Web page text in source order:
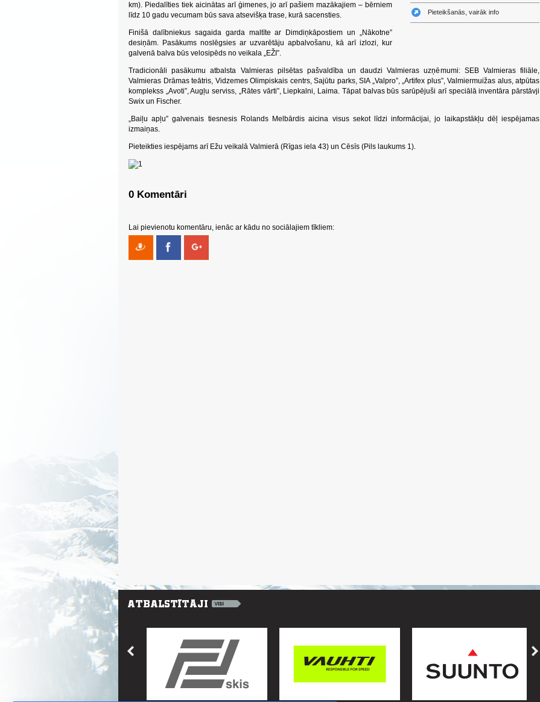
Pieteikšanās, vairāk info
km). Piedalīties tiek aicinātas arī ģimenes, jo arī pašiem mazākajiem – bērniem
līdz 10 gadu vecumam būs sava atsevišķa trase, kurā sacensties.
Finišā dalībniekus sagaida garda maltīte ar Dimdiņkāpostiem un „Nākotne”
desiņām. Pasākums noslēgsies ar uzvarētāju apbalvošanu, kā arī izlozi, kur
galvenā balva būs velosipēds no veikala „EŽI”.
Tradicionāli pasākumu atbalsta Valmieras pilsētas pašvaldība un daudzi Valmieras uzņēmumi: SEB Valmieras filiāle,
Valmieras Drāmas teātris, Vidzemes Olimpiskais centrs, Sajūtu parks, SIA „Valpro”, „Artifex plus”, Valmiermuižas alus, atpūtas
komplekss „Avoti”, Augļu serviss, „Rātes vārti”, Liepkalni, Laima. Tāpat balvas būs sarūpējuši arī speciālā inventāra pārstāvji
Swix un Fischer.
„Baiļu apļu” galvenais tiesnesis Rolands Melbārdis aicina visus sekot līdzi informācijai, jo laikapstākļu dēļ iespējamas
izmaiņas.
Pieteikties iespējams arī Ežu veikalā Valmierā (Rīgas iela 43) un Cēsīs (Pils laukums 1).
0 Komentāri
Lai pievienotu komentāru, ienāc ar kādu no sociālajiem tīkliem: